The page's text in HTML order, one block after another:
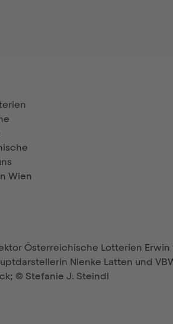
Wien
Österreichische Lotterien Erwin
Nienke Latten und
© Stefanie J. Steindl